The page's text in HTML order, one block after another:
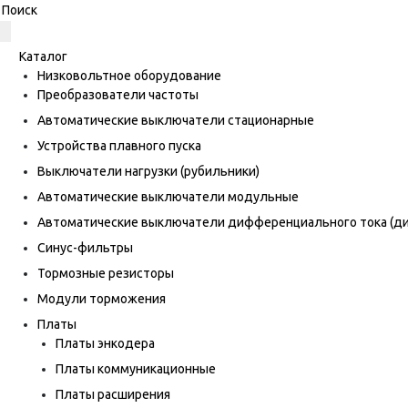
Каталог
Низковольтное оборудование
Преобразователи частоты
Автоматические выключатели стационарные
Устройства плавного пуска
Выключатели нагрузки (рубильники)
Автоматические выключатели модульные
Автоматические выключатели дифференциального тока
Синус-фильтры
Тормозные резисторы
Модули торможения
Платы
Платы энкодера
Платы коммуникационные
Платы расширения